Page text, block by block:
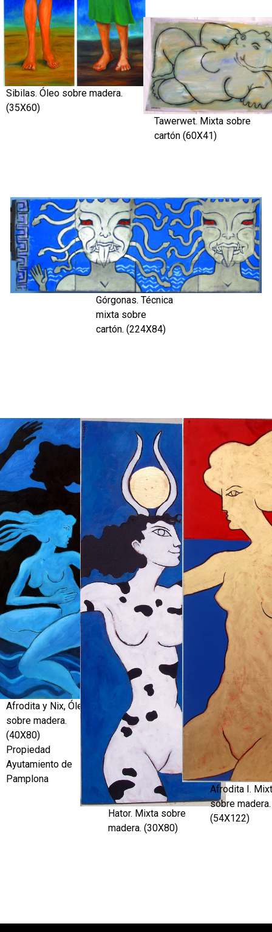
Sibilas. Óleo sobre madera.
(35X60)
Tawerwet. Mixta sobre
cartón (60X41)
Górgonas. Técnica
mixta sobre
cartón. (224X84)
Afrodita y Nix, Óleo
sobre madera.
(40X80)
Propiedad
Ayutamiento de
Pamplona
Hator. Mixta sobre
madera. (30X80)
Afrodita I.
sobre madera.
(54X122)